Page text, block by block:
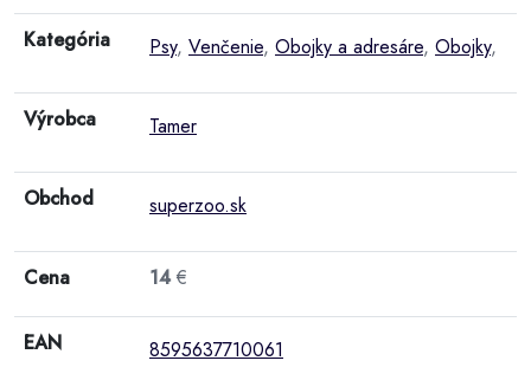
Kategória Psy, Venčenie, Obojky a adresáre, Obojky,
Výrobca Tamer
Obchod superzoo.sk
Cena 14€
EAN 8595637710061